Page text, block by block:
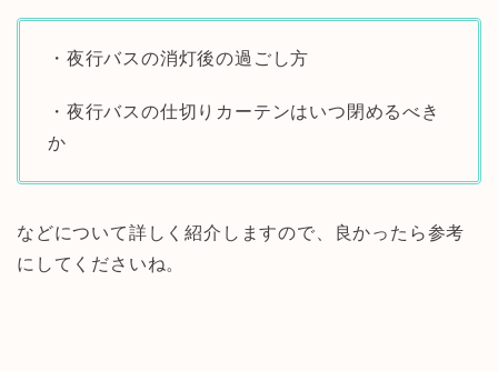
・夜行バスの消灯後の過ごし方
・夜行バスの仕切りカーテンはいつ閉めるべき
か
などについて詳しく紹介しますので、良かったら参考
にしてくださいね。